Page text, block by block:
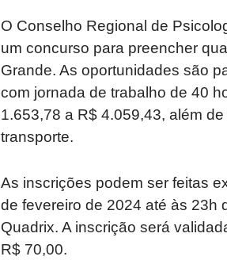
O Conselho Regional de
um concurso para preencher
Grande. As oportunidades são
com jornada de trabalho de 40
1.653,78 a R$ 4.059,43, além
transporte.
As inscrições podem ser feitas
de fevereiro de 2024 até às 23h
Quadrix. A inscrição será
R$ 70,00.